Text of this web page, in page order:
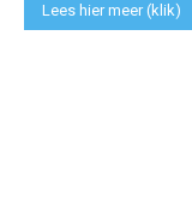
Lees hier meer (klik)